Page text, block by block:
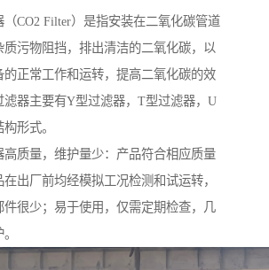
CO2 Filter）是指安装在二氧化碳管道
质污物阻挡，排出清洁的二氧化碳，以
的正常工作和运转，提高二氧化碳的效
滤器主要有Y型过滤器，T型过滤器，U
形式。
高质量，维护量少：产品符合相应质量
出厂前均经模拟工况检测和试运转，
件很少；易于使用，仅需定期检查，几